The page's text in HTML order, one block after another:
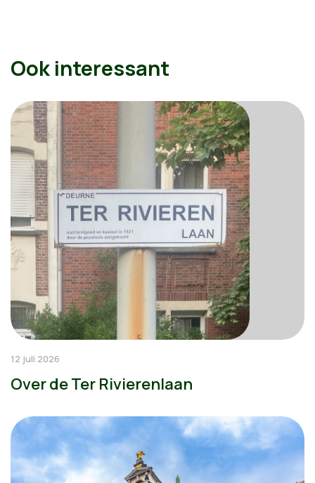
Ook interessant
12 juli 2026
Over de Ter Rivierenlaan